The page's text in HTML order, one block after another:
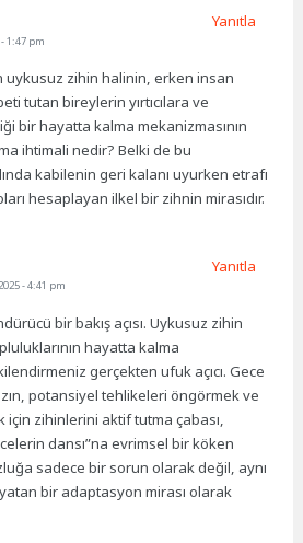
1:47 pm
uykusuz zihin halinin, erken insan
tutan bireylerin yırtıcılara ve
bir hayatta kalma mekanizmasının
ihtimali nedir? Belki de bu
kabilenin geri kalanı uyurken etrafı
hesaplayan ilkel bir zihnin mirasıdır.
Yanıtla
- 4:41 pm
bir bakış açısı. Uykusuz zihin
hayatta kalma
gerçekten ufuk açıcı. Gece
potansiyel tehlikeleri öngörmek ve
için zihinlerini aktif tutma çabası,
dansı”na evrimsel bir köken
sadece bir sorun olarak değil, aynı
bir adaptasyon mirası olarak
Yanıtla